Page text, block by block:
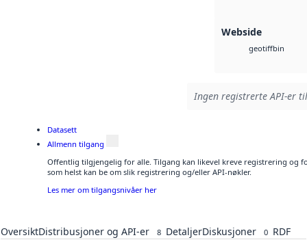
Webside
geotiffbin
Ingen registrerte API-er
Datasett
Allmenn tilgang
Offentlig tilgjengelig for alle. Tilgang kan likevel kreve registrering og
som helst kan be om slik registrering og/eller API-nøkler.
Les mer om tilgangsnivåer her
OversiktDistribusjoner og API-er 8 DetaljerDiskusjoner 0 RDF